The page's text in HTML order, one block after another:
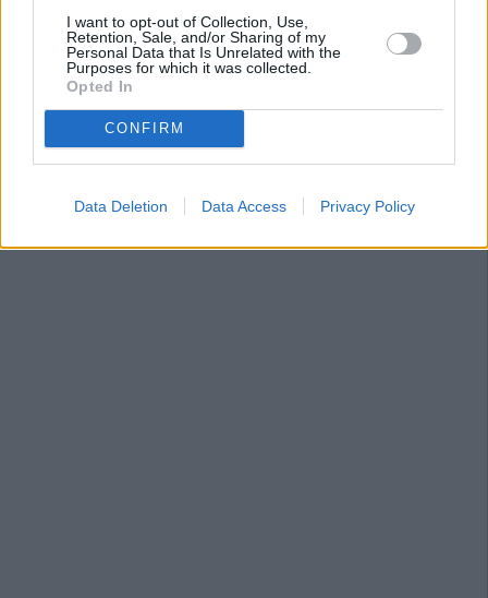
I want to opt-out of Collection, Use,
Retention, Sale, and/or Sharing of my
Personal Data that Is Unrelated with the
Purposes for which it was collected.
Opted In
CONFIRM
Data Deletion Data Access Privacy Policy